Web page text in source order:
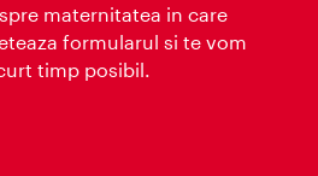
maternitatea in care
formularul si te vom
timp posibil.